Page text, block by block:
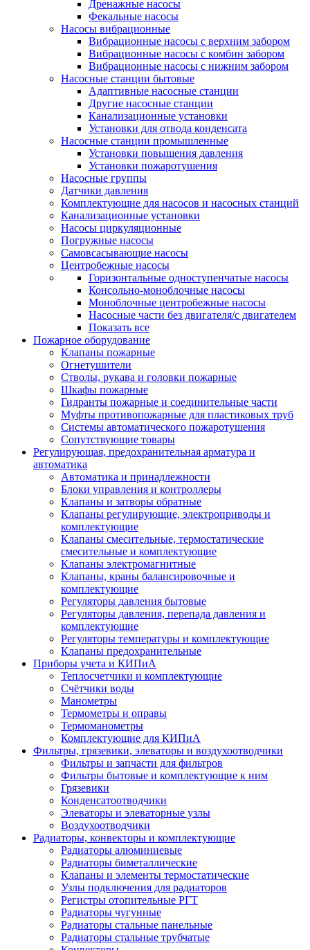
Дренажные насосы
Фекальные насосы
Насосы вибрационные
Вибрационные насосы с верхним забором
Вибрационные насосы с комбин забором
Вибрационные насосы с нижним забором
Насосные станции бытовые
Адаптивные насосные станции
Другие насосные станции
Канализационные установки
Установки для отвода конденсата
Насосные станции промышленные
Установки повышения давления
Установки пожаротушения
Насосные группы
Датчики давления
Комплектующие для насосов и насосных станций
Канализационные установки
Насосы циркуляционные
Погружные насосы
Самовсасывающие насосы
Центробежные насосы
Горизонтальные одноступенчатые насосы
Консольно-моноблочные насосы
Моноблочные центробежные насосы
Насосные части без двигателя/с двигателем
Показать все
Пожарное оборудование
Клапаны пожарные
Огнетушители
Стволы, рукава и головки пожарные
Шкафы пожарные
Гидранты пожарные и соединительные части
Муфты противопожарные для пластиковых труб
Системы автоматического пожаротушения
Сопутствующие товары
Регулирующая, предохранительная арматура и
автоматика
Автоматика и принадлежности
Блоки управления и контроллеры
Клапаны и затворы обратные
Клапаны регулирующие, электроприводы и
комплектующие
Клапаны смесительные, термостатические
смесительные и комплектующие
Клапаны электромагнитные
Клапаны, краны балансировочные и
комплектующие
Регуляторы давления бытовые
Регуляторы давления, перепада давления и
комплектующие
Регуляторы температуры и комплектующие
Клапаны предохранительные
Приборы учета и КИПиА
Теплосчетчики и комплектующие
Счётчики воды
Манометры
Термометры и оправы
Термоманометры
Комплектующие для КИПиА
Фильтры, грязевики, элеваторы и воздухоотводчики
Фильтры и запчасти для фильтров
Фильтры бытовые и комплектующие к ним
Грязевики
Конденсатоотводчики
Элеваторы и элеваторные узлы
Воздухоотводчики
Радиаторы, конвекторы и комплектующие
Радиаторы алюминиевые
Радиаторы биметаллические
Клапаны и элементы термостатические
Узлы подключения для радиаторов
Регистры отопительные РГТ
Радиаторы чугунные
Радиаторы стальные панельные
Радиаторы стальные трубчатые